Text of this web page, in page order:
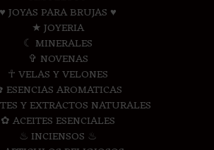
♥ JOYAS PARA BRUJAS ♥
★ JOYERIA
☾ MINERALES
✞ NOVENAS
☥ VELAS Y VELONES
AROMATICAS
Y EXTRACTOS NATURALES
✿ ACEITES ESENCIALES
♨ INCIENSOS ♨